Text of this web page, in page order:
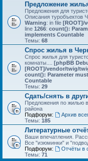
Предложение
Предложения для
Описания туробъектов
Warning: in file [ROOT]/
line 1266: count():
implements Countable
Темы: 68
Спрос жилья в
Спрос жилья для
комнаты.... [phpBB
[ROOT]/vendor/twig/
count(): Parameter
Countable
Темы: 29
Сдать/снять в
Предложения по жилью
района
Подфорум:
Архив
Темы: 185
Литературные
Ваши впечатления.
Все "изюминки" и
Подфорум:
Отчёты в
Темы: 71